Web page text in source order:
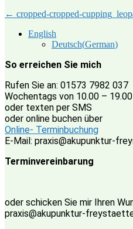
Post
navigation
← cropped-cropped-
English
Deutsch(German)
So erreichen Sie mich
Rufen Sie an: 01573 7982 037
Wochentags von 10.00 –
oder texten per SMS
oder online buchen über
Online- Terminbuchung
E-Mail: praxis@akupunktur-
Terminvereinbarung
oder schicken Sie mir Ihren
praxis@akupunktur-